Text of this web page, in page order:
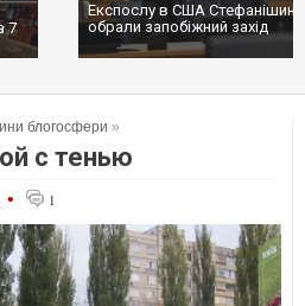
Експослу в США Стефанішиній
обрали запобіжний захід
блогосфери »
с тенью
• 1